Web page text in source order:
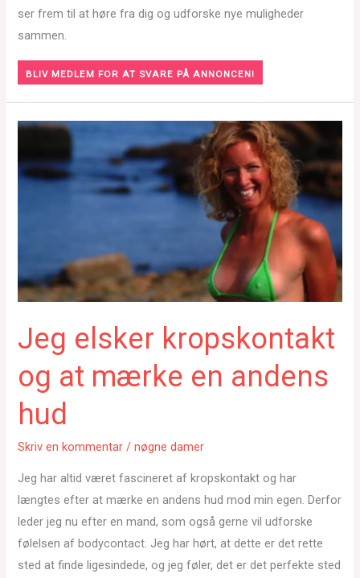
ser frem til at høre fra dig og udforske nye muligheder
sammen.
BLIV MEDLEM FOR AT SVARE PÅ ANNONCEN!
Jeg elsker kropskontakt
og at mærke en andens
hud
Skriv en kommentar /nøgne damer
Jeg har altid været fascineret af kropskontakt og har
længtes efter at mærke en andens hud mod min egen. Derfor
leder jeg nu efter en mand, som også gerne vil udforske
følelsen af bodycontact. Jeg har hørt, at dette er det rette
sted at finde ligesindede, og jeg føler, det er det perfekte sted